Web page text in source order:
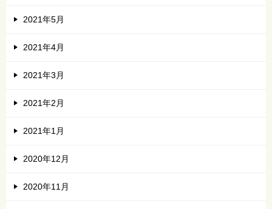
2021年5月
2021年4月
2021年3月
2021年2月
2021年1月
2020年12月
2020年11月